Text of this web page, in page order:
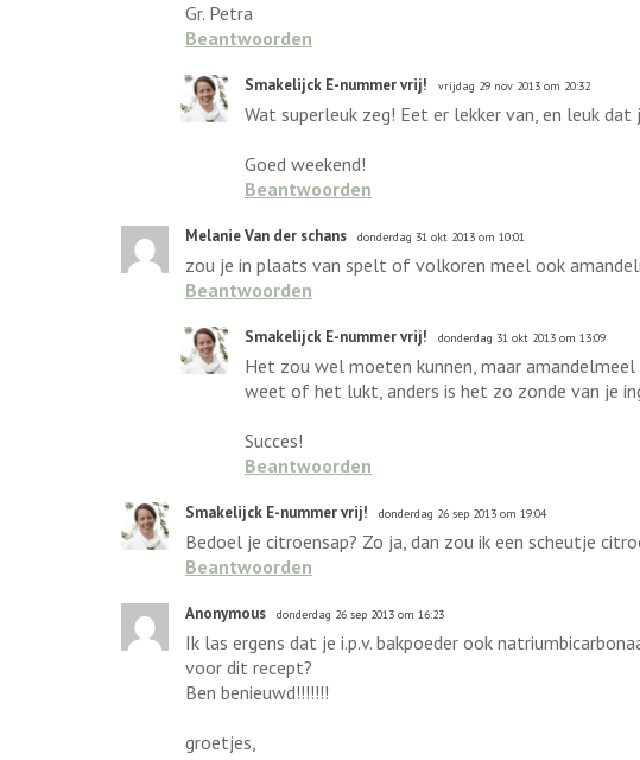
Gr. Petra
Beantwoorden
Smakelijck E-nummer vrij! vrijdag 29 nov 2013 om 20:32
Wat superleuk zeg! Eet er lekker van, en leuk
Goed weekend!
Beantwoorden
Melanie Van der schans donderdag 31 okt 2013 om 10:01
zou je in plaats van spelt of volkoren meel ook
Beantwoorden
Smakelijck E-nummer vrij! donderdag 31 okt 2013 om 13:09
Het zou wel moeten kunnen, maar
weet of het lukt, anders is het zo zonde van je
Succes!
Beantwoorden
Smakelijck E-nummer vrij! donderdag 26 sep 2013 om 19:04
Bedoel je citroensap? Zo ja, dan zou ik een scheutje
Beantwoorden
Anonymous donderdag 26 sep 2013 om 16:23
Ik las ergens dat je i.p.v. bakpoeder ook
voor dit recept?
Ben benieuwd!!!!!!!
groetjes,